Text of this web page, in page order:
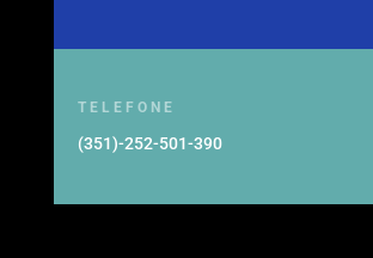
TELEFONE
(351)-252-501-390